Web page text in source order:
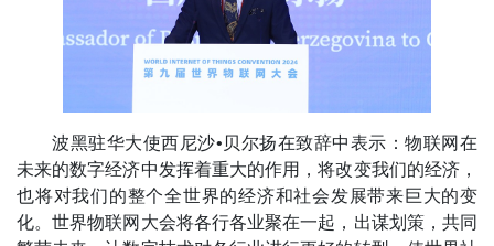
波黑驻华大使西尼沙•贝尔扬在致辞中表示：物联网在
未来的数字经济中发挥着重大的作用，将改变我们的经济，
也将对我们的整个全世界的经济和社会发展带来巨大的变
化。世界物联网大会将各行各业聚在一起，出谋划策，共同